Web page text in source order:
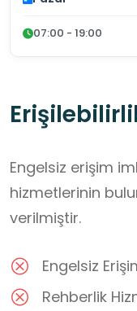
07:00 - 19:00
Engelsiz erişim
hizmetlerinin
verilmiştir.
Engelsiz
Rehberlik